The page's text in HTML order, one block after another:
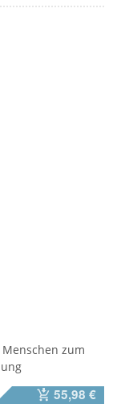
zum
55,98 €